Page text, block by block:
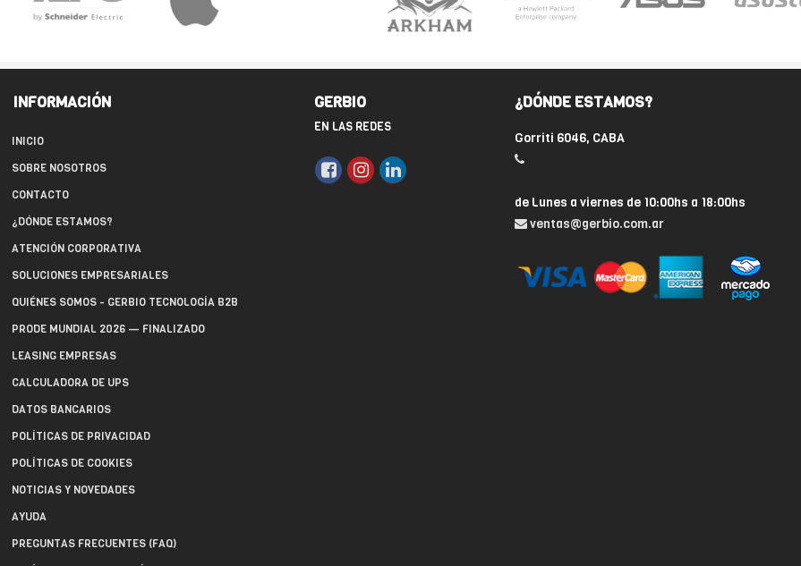
INFORMACIÓN
INICIO
SOBRE NOSOTROS
CONTACTO
¿DÓNDE ESTAMOS?
ATENCIÓN CORPORATIVA
SOLUCIONES EMPRESARIALES
QUIÉNES SOMOS - GERBIO TECNOLOGÍA B2B
PRODE MUNDIAL 2026 — FINALIZADO
LEASING EMPRESAS
CALCULADORA DE UPS
DATOS BANCARIOS
POLÍTICAS DE PRIVACIDAD
POLÍTICAS DE COOKIES
NOTICIAS Y NOVEDADES
AYUDA
PREGUNTAS FRECUENTES (FAQ)
GERBIO
EN LAS REDES
¿DÓNDE ESTAMOS?
Gorriti 6046, CABA
de Lunes a viernes de 10:00hs a 18:00hs
ventas@gerbio.com.ar